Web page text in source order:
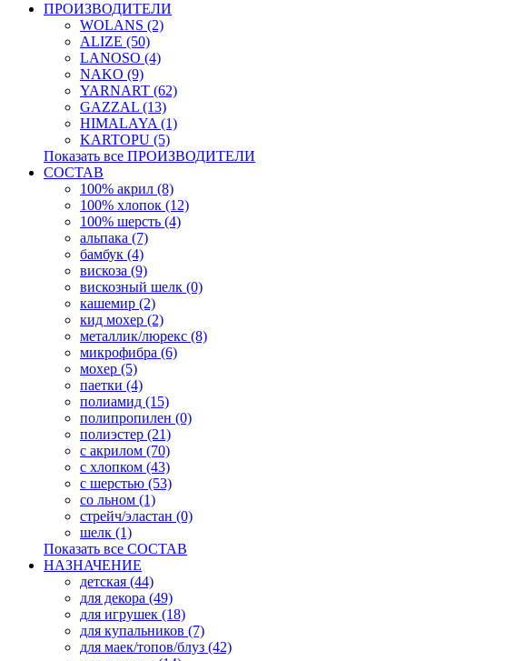
ПРОИЗВОДИТЕЛИ
WOLANS (2)
ALIZE (50)
LANOSO (4)
NAKO (9)
YARNART (62)
GAZZAL (13)
HIMALAYA (1)
KARTOPU (5)
Показать все ПРОИЗВОДИТЕЛИ
СОСТАВ
100% акрил (8)
100% хлопок (12)
100% шерсть (4)
альпака (7)
бамбук (4)
вискоза (9)
вискозный шелк (0)
кашемир (2)
кид мохер (2)
металлик/люрекс (8)
микрофибра (6)
мохер (5)
паетки (4)
полиамид (15)
полипропилен (0)
полиэстер (21)
с акрилом (70)
с хлопком (43)
с шерстью (53)
со льном (1)
стрейч/эластан (0)
шелк (1)
Показать все СОСТАВ
НАЗНАЧЕНИЕ
детская (44)
для декора (49)
для игрушек (18)
для купальников (7)
для маек/топов/блуз (42)